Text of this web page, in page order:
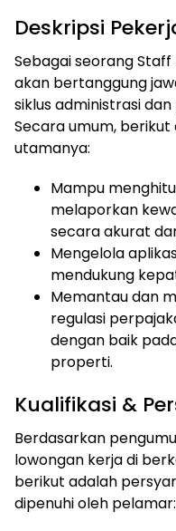
Deskripsi
Sebagai seorang Staff
akan bertanggung
siklus administrasi
Secara umum,
utamanya:
Mampu
melaporkan
secara akurat
Mengelola
mendukung
Memantau dan
regulasi
dengan baik
properti.
Kualifikasi &
Berdasarkan
lowongan kerja di
berikut adalah
dipenuhi oleh pelamar: